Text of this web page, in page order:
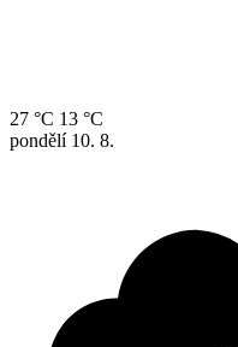
27 °C 13 °C
pondělí 10. 8.